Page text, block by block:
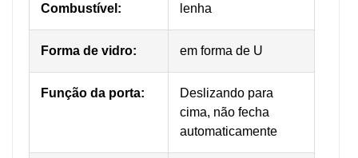
Combustível: lenha
Forma de vidro: em forma de U
Função da porta:
Deslizando para
cima, não fecha
automaticamente